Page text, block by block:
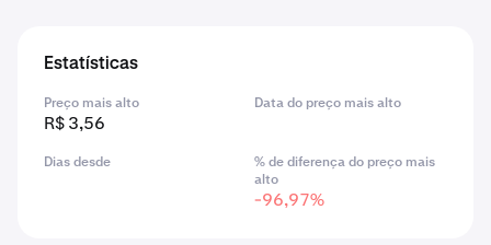
Estatísticas
Preço mais alto
R$ 3,56
Data do preço mais alto
Dias desde
% de diferença do preço mais
alto
-96,97%